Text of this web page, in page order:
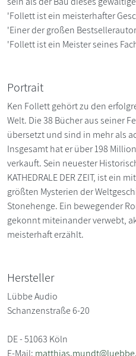
'Follett ist ein meisterhafter
'Einer der großen
'Follett ist ein Meister seines
Portrait
Ken Follett gehört zu den
Welt. Die 38 Bücher aus seiner
übersetzt und sind in mehr als
Insgesamt hat er über 198
verkauft. Sein neuester
KATHEDRALE DER ZEIT, ist ein
größten Mysterien der
Stonehenge. Ein bewegender
gekonnt miteinander verwebt,
meisterhaft erzählt.
Hersteller
Lübbe Audio
Schanzenstraße 6-20
DE - 51063 Köln
E-Mail: